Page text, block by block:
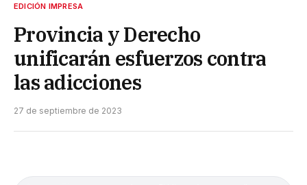
EDICIÓN IMPRESA
Provincia y Derecho
unificarán esfuerzos contra
las adicciones
27 de septiembre de 2023